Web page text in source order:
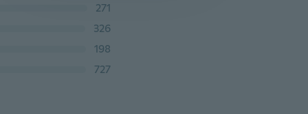
271
326
198
727